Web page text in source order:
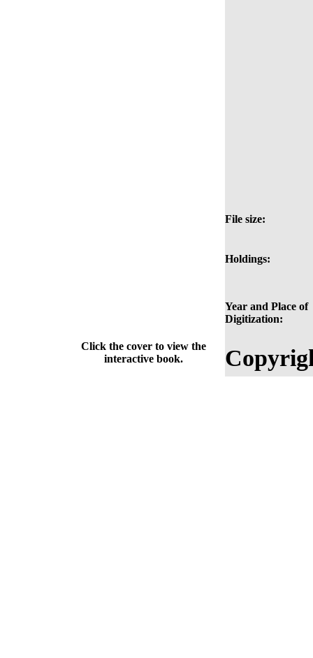
File size:
Holdings:
Year and Place of
Digitization:
Click the cover to view the
interactive book.